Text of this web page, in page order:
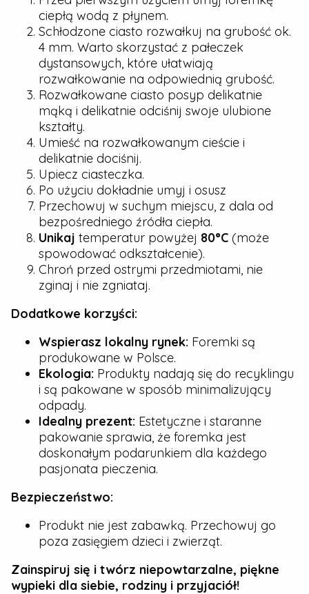
ciepłą wodą z płynem.
Schłodzone ciasto rozwałkuj na grubość ok.
4 mm. Warto skorzystać z pałeczek
dystansowych, które ułatwiają
rozwałkowanie na odpowiednią grubość.
Rozwałkowane ciasto posyp delikatnie
mąką i delikatnie odciśnij swoje ulubione
kształty.
Umieść na rozwałkowanym cieście i
delikatnie dociśnij.
Upiecz ciasteczka.
Po użyciu dokładnie umyj i osusz
Przechowuj w suchym miejscu, z dala od
bezpośredniego źródła ciepła.
Unikaj temperatur powyżej 80°C (może
spowodować odkształcenie).
Chroń przed ostrymi przedmiotami, nie
zginaj i nie zgniataj.
Dodatkowe korzyści:
Wspierasz lokalny rynek: Foremki są
produkowane w Polsce.
Ekologia: Produkty nadają się do recyklingu
i są pakowane w sposób minimalizujący
odpady.
Idealny prezent: Estetyczne i staranne
pakowanie sprawia, że foremka jest
doskonałym podarunkiem dla każdego
pasjonata pieczenia.
Bezpieczeństwo:
Produkt nie jest zabawką. Przechowuj go
poza zasięgiem dzieci i zwierząt.
Zainspiruj się i twórz niepowtarzalne, piękne
wypieki dla siebie, rodziny i przyjaciół!